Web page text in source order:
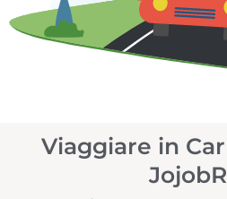
Viaggiare in